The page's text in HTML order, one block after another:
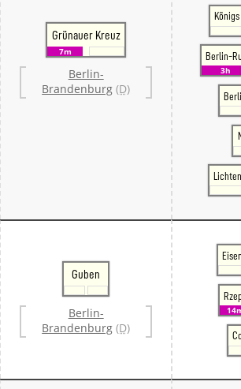
Grünauer Kreuz
7m
Berlin-
Brandenburg (D)
Berlin-
3h
Guben
Berlin-
Brandenburg (D)